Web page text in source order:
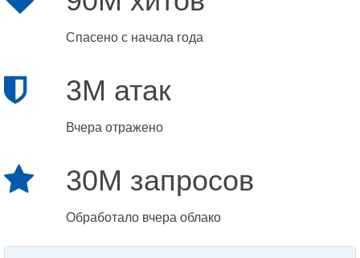
Спасено с начала года
3M атак
Вчера отражено
30M запросов
Обработало вчера облако